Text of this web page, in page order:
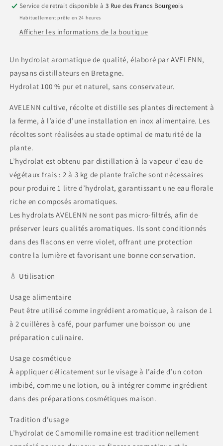
Service de retrait disponible à 3 Rue des Francs Bourgeois
Habituellement prête en 24 heures
Afficher les informations de la boutique
Un hydrolat aromatique de qualité, élaboré par AVELENN,
paysans distillateurs en Bretagne.
Hydrolat 100 % pur et naturel, sans conservateur.
AVELENN cultive, récolte et distille ses plantes directement à
la ferme, à l’aide d’une installation en inox alimentaire. Les
récoltes sont réalisées au stade optimal de maturité de la
plante.
L’hydrolat est obtenu par distillation à la vapeur d’eau de
végétaux frais : 2 à 3 kg de plante fraîche sont nécessaires
pour produire 1 litre d’hydrolat, garantissant une eau florale
riche en composés aromatiques.
Les hydrolats AVELENN ne sont pas micro-filtrés, afin de
préserver leurs qualités aromatiques. Ils sont conditionnés
dans des flacons en verre violet, offrant une protection
contre la lumière et favorisant une bonne conservation.
💧 Utilisation
Usage alimentaire
Peut être utilisé comme ingrédient aromatique, à raison de 1
à 2 cuillères à café, pour parfumer une boisson ou une
préparation culinaire.
Usage cosmétique
À appliquer délicatement sur le visage à l’aide d’un coton
imbibé, comme une lotion, ou à intégrer comme ingrédient
dans des préparations cosmétiques maison.
Tradition d’usage
L’hydrolat de Camomille romaine est traditionnellement